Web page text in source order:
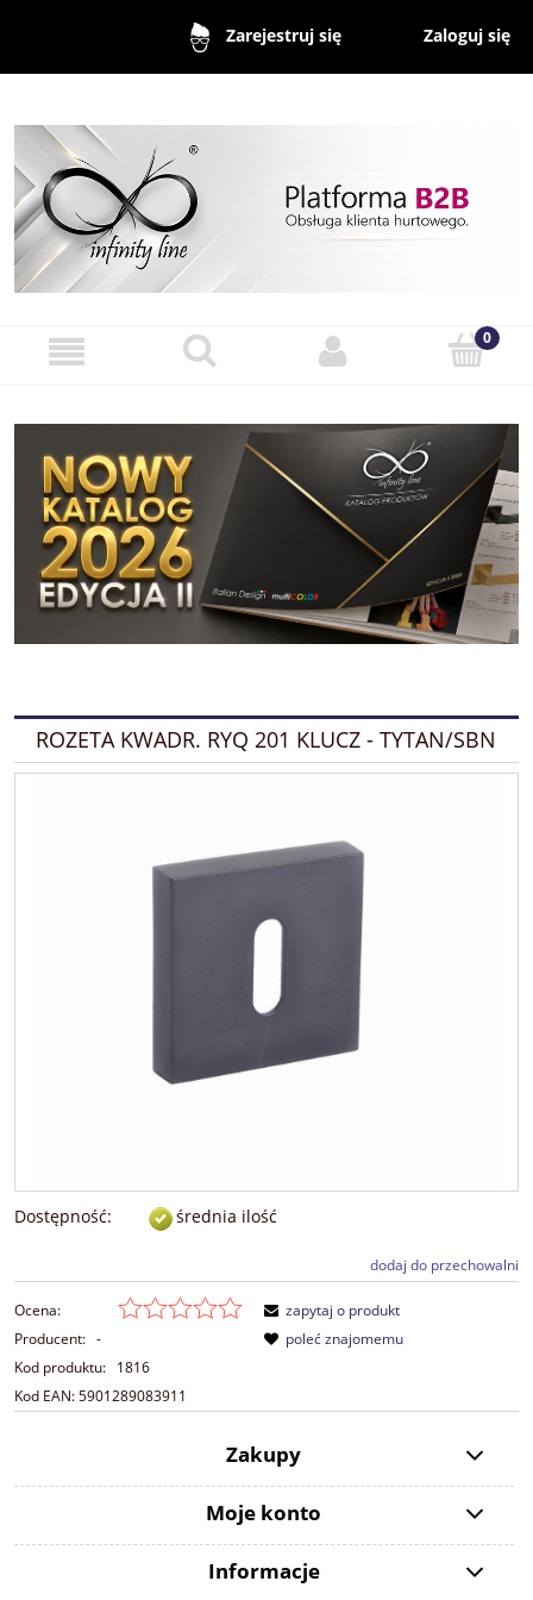
Zarejestruj się Zaloguj się
ROZETA KWADR. RYQ 201 KLUCZ - TYTAN/SBN
Dostępność: średnia ilość
dodaj do przechowalni
Ocena:
Producent: -
Kod produktu: 1816
Kod EAN:5901289083911
zapytaj o produkt
poleć znajomemu
Zakupy
Moje konto
Informacje